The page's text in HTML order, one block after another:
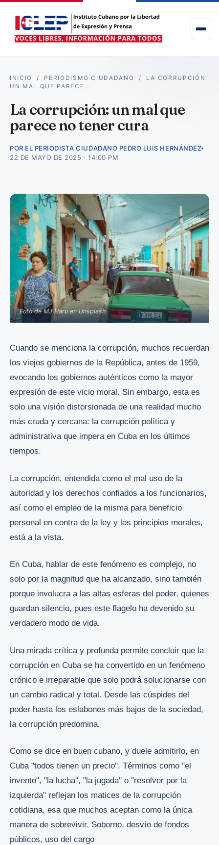
INICIO / PERIODISMO CIUDADANO / LA CORRUPCIÓN:
UN MAL QUE PARECE…
La corrupción: un mal que
parece no tener cura
POR EL PERIODISTA CIUDADANO PEDRO LUIS HERNÁNDEZ
22 DE MAYO DE 2025 · 14:00 PM
Foto de MJ Haru en Unsplash
Cuando se menciona la corrupción, muchos recuerdan
los viejos gobiernos de la República, antes de 1959,
evocando los gobiernos auténticos como la mayor
expresión de este vicio moral. Sin embargo, esta es
solo una visión distorsionada de una realidad mucho
más cruda y cercana: la corrupción política y
administrativa que impera en Cuba en los últimos
tiempos.
La corrupción, entendida como el mal uso de la
autoridad y los derechos confiados a los funcionarios,
así como el empleo de la misma para beneficio
personal en contra de la ley y los principios morales,
está a la vista.
En Cuba, hablar de este fenómeno es complejo, no
solo por la magnitud que ha alcanzado, sino también
porque involucra a las altas esferas del poder, quienes
guardan silencio, pues este flagelo ha devenido su
verdadero modo de vida.
Una mirada crítica y profunda permite concluir que la
corrupción en Cuba se ha convertido en un fenómeno
crónico e irreparable que solo podrá solucionarse con
un cambio radical y total. Desde las cúspides del
poder hasta los eslabones más bajos de la sociedad,
la corrupción predomina.
Como se dice en buen cubano, y duele admitirlo, en
Cuba "todos tienen un precio". Términos como "el
invento", "la lucha", "la jugada" o "resolver por la
izquierda" reflejan los matices de la corrupción
cotidiana, esa que muchos aceptan como la única
manera de sobrevivir. Soborno, desvío de fondos
públicos, uso del cargo